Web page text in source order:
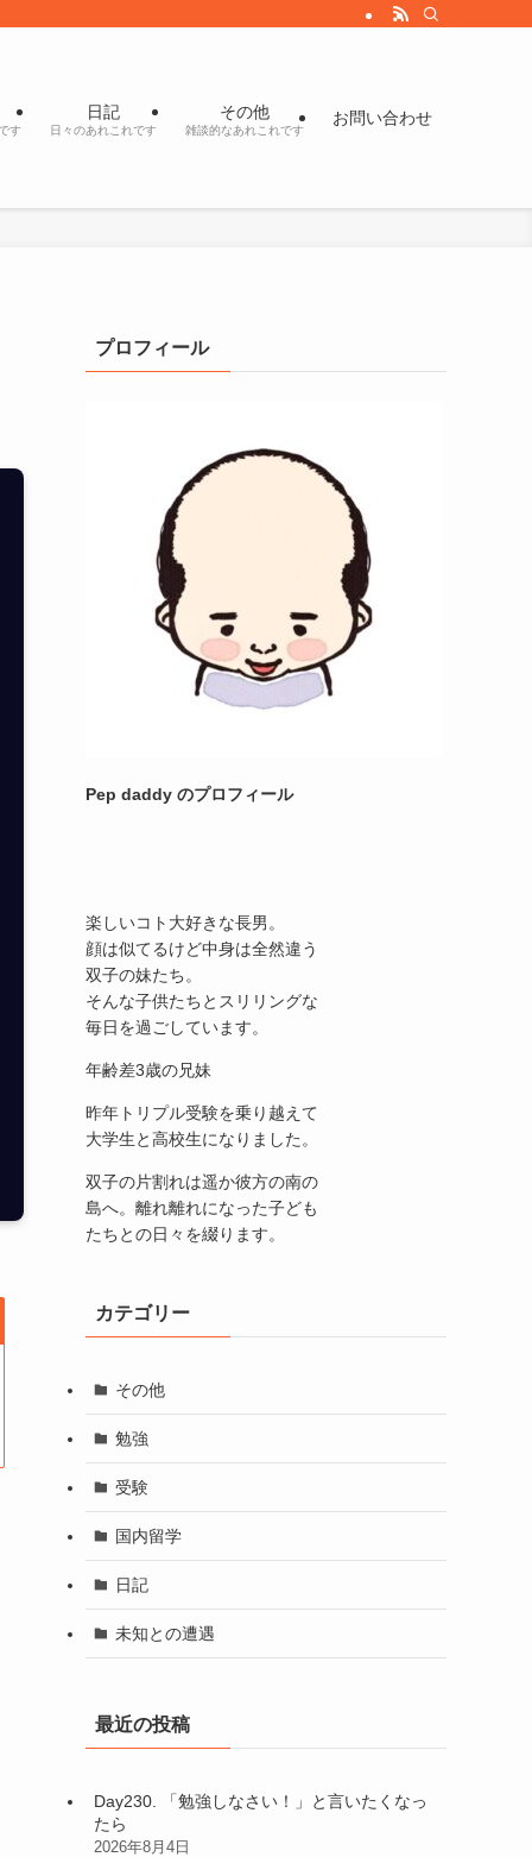
す
日記
日々のあれこれです
その他
雑談的なあれこれです
お問い合わせ
プロフィール
Pep daddy のプロフィール
楽しいコト大好きな長男。
顔は似てるけど中身は全然違う
双子の妹たち。
そんな子供たちとスリリングな
毎日を過ごしています。
年齢差3歳の兄妹
昨年トリプル受験を乗り越えて
大学生と高校生になりました。
双子の片割れは遥か彼方の南の
島へ。離れ離れになった子ども
たちとの日々を綴ります。
カテゴリー
その他
勉強
受験
国内留学
日記
未知との遭遇
最近の投稿
Day230. 「勉強しなさい！」と言いたくなっ
たら
2026年8月4日